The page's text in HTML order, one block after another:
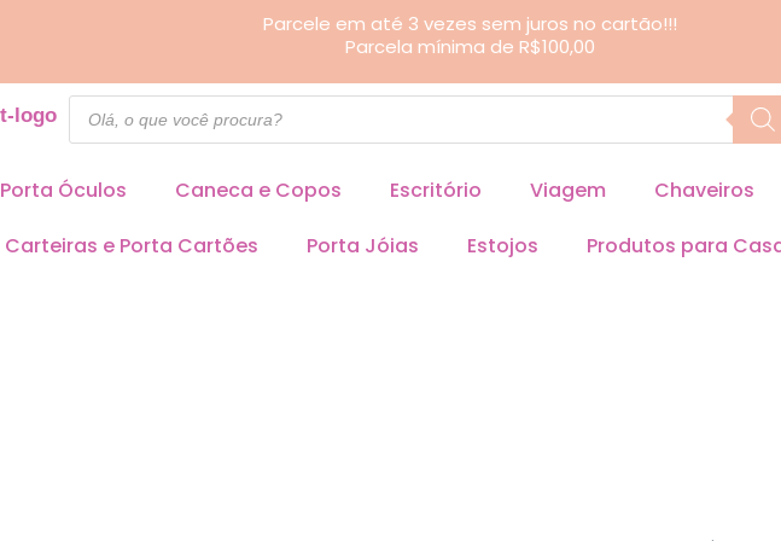
Parcele em até 3 vezes sem juros no cartão!!!
Parcela mínima de R$100,00
Pesquisar
produtos
Porta Óculos Caneca e Copos Escritório Viagem Chaveiros
Carteiras e Porta Cartões
Porta Jóias Estojos Produtos para